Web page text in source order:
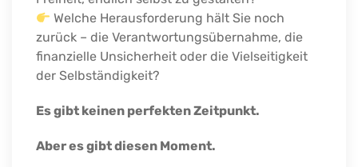
Welche Herausforderung hält Sie noch
zurück – die Verantwortungsübernahme, die
finanzielle Unsicherheit oder die Vielseitigkeit
der Selbständigkeit?
Es gibt keinen perfekten Zeitpunkt.
Aber es gibt diesen Moment.